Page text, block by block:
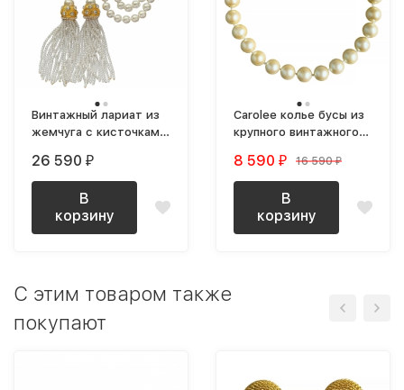
Винтажный лариат из
жемчуга с кисточками
Swarovski
26 590 ₽
В
корзину
Carolee колье бусы из
крупного винтажного
8 590 ₽ 16 590 ₽
В
корзину
C этим товаром также
покупают